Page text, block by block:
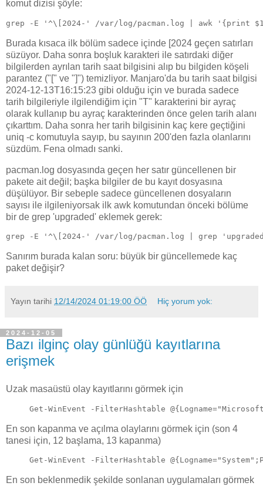
komut dizisi şöyle:
grep -E '^\[2024-' /var/log/pacman.log | awk
Burada kısaca ilk bölüm sadece içinde [2024 geçen satırları
süzüyor. Daha sonra boşluk karakteri ile satırdaki diğer
bilgilerden ayrılan tarih saat bilgisini alıp bu bilgiden köşeli
parantez ("[" ve "]") temizliyor. Manjaro'da bu tarih saat bilgisi
2024-12-13T16:15:23 gibi olduğu için ve burada sadece
tarih bilgileriyle ilgilendiğim için "T" karakterini bir ayraç
olarak kullanıp bu ayraç karakterinden önce gelen tarih alanı
çıkarttım. Daha sonra her tarih bilgisinin kaç kere geçtiğini
uniq -c komutuyla sayıp, bu sayının 200'den fazla olanlarını
süzdüm. Fena olmadı sanki.
pacman.log dosyasında geçen her satır güncellenen bir
pakete ait değil; başka bilgiler de bu kayıt dosyasına
düşülüyor. Bir sebeple sadece güncellenen dosyaların
sayısı ile ilgileniyorsak ilk awk komutundan önceki bölüme
bir de grep 'upgraded' eklemek gerek:
grep -E '^\[2024-' /var/log/pacman.log | grep
Sanırım burada kalan soru: büyük bir güncellemede kaç
paket değişir?
Yayın tarihi 12/14/2024 01:19:00 ÖÖ Hiç yorum yok:
2024-12-05
Bazı ilginç olay günlüğü kayıtlarına
erişmek
Uzak masaüstü olay kayıtlarını görmek için
Get-WinEvent -FilterHashtable
En son kapanma ve açılma olaylarını görmek için (son 4
tanesi için, 12 başlama, 13 kapanma)
Get-WinEvent -FilterHashtable
En son beklenmedik şekilde sonlanan uygulamaları görmek